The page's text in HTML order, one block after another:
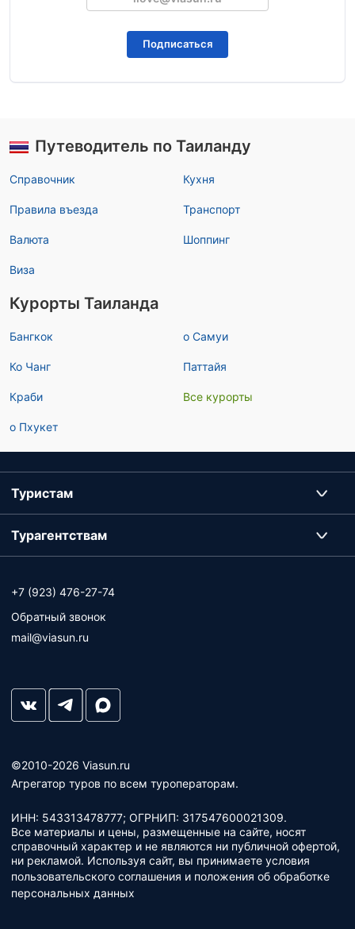
Подписаться
Путеводитель по Таиланду
Справочник
Правила въезда
Валюта
Виза
Кухня
Транспорт
Шоппинг
Курорты Таиланда
Бангкок
Ко Чанг
Краби
о Пхукет
о Самуи
Паттайя
Все курорты
©2010-2026 Viasun.ru
Агрегатор туров по всем туроператорам.
ИНН: 543313478777; ОГРНИП: 317547600021309.
Все материалы и цены, размещенные на сайте, носят
справочный характер и не являются ни публичной офертой,
ни рекламой. Используя сайт, вы принимаете условия
пользовательского соглашения и положения об обработке
персональных данных
Туристам
Турагентствам
+7 (923) 476-27-74
Обратный звонок
mail@viasun.ru